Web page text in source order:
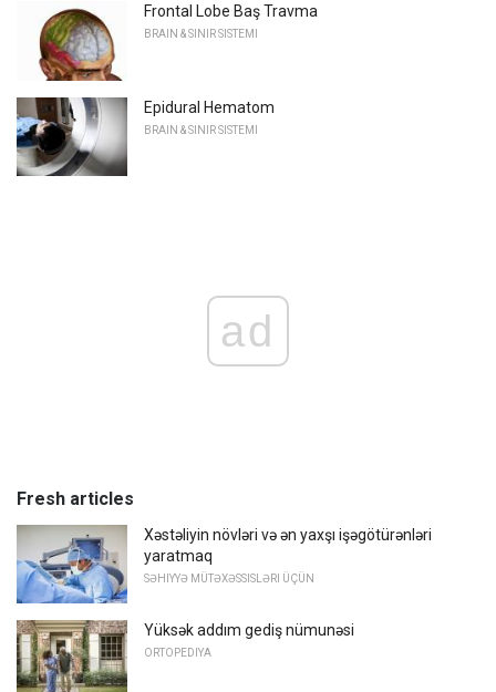
Frontal Lobe Baş Travma
BRAIN & SINIR SISTEMI
Epidural Hematom
BRAIN & SINIR SISTEMI
ad
Fresh articles
Xəstəliyin növləri və ən yaxşı işəgötürənləri
yaratmaq
SƏHIYYƏ MÜTƏXƏSSISLƏRI ÜÇÜN
Yüksək addım gediş nümunəsi
ORTOPEDIYA